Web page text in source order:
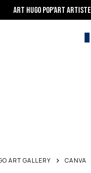
Art Hugo pop'art Artiste
ART GALLERY CANVA